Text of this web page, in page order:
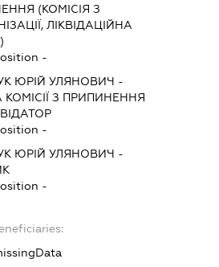
(КОМІСІЯ З
ЛІКВІДАЦІЙНА
-
ЮРІЙ УЛЯНОВИЧ -
З ПРИПИНЕННЯ
-
ЮРІЙ УЛЯНОВИЧ -
-